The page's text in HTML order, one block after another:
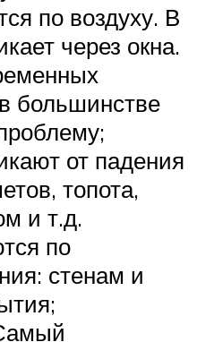
по воздуху. В
через окна.
большинстве
от падения
топота,
и т.д.
по
стенам и